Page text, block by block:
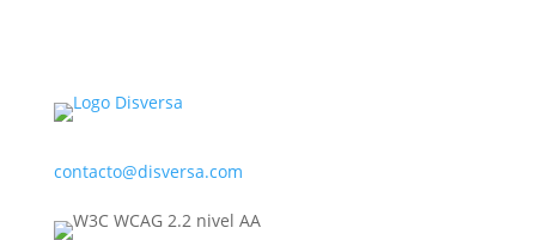
contacto@disversa.com